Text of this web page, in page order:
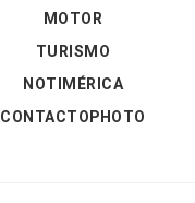
MOTOR
TURISMO
NOTIMÉRICA
CONTACTOPHOTO